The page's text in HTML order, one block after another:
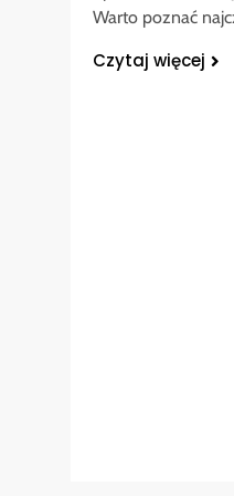
Warto poznać
Czytaj więcej